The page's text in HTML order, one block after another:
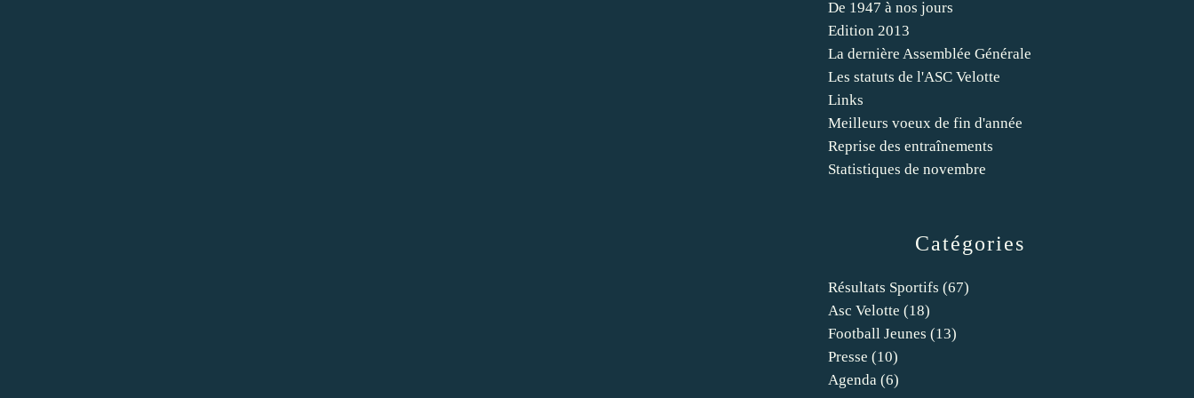
Catégories
Résultats Sportifs (67)
Asc Velotte (18)
Football Jeunes (13)
Presse (10)
Agenda (6)
De 1947 à nos jours
Edition 2013
La dernière Assemblée Générale
Les statuts de l'ASC Velotte
Links
Meilleurs voeux de fin d'année
Reprise des entraînements
Statistiques de novembre